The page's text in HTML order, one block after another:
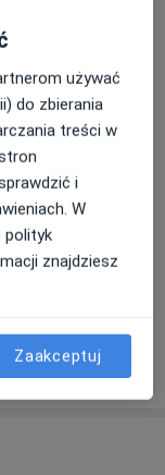
online
używać
do zbierania
treści w
i
W
polityk
znajdziesz
Zaakceptuj